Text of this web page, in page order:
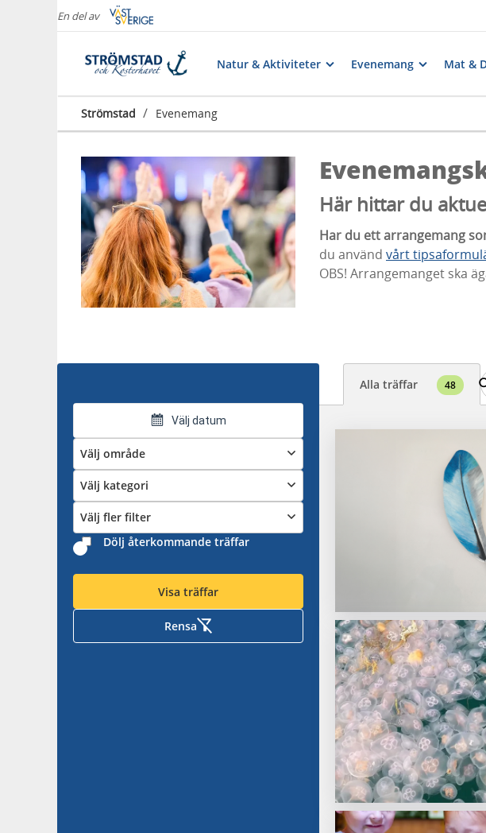
En del av
Natur & Aktiviteter Evenemang Mat &
Strömstad / Evenemang
Här hittar du
Har du ett arrangemang
du använd vårt
OBS! Arrangemanget ska
Välj datum
Välj område
Välj kategori
Välj fler filter
Dölj återkommande träffar
Visa träffar
Rensa
Alla träffar 48